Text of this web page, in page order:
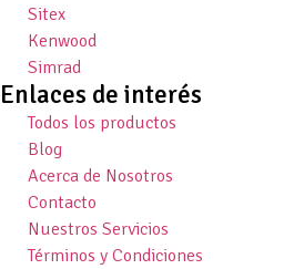
Sitex
Kenwood
Simrad
Enlaces de interés
Todos los productos
Blog
Acerca de Nosotros
Contacto
Nuestros Servicios
Términos y Condiciones